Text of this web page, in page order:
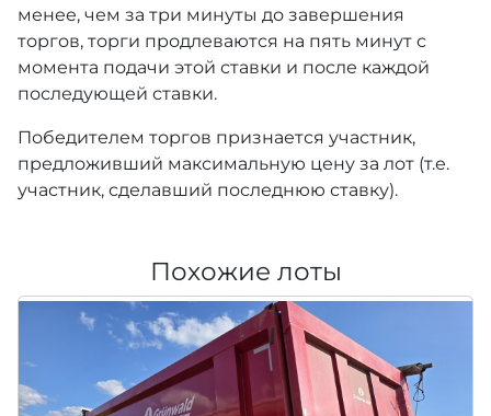
менее, чем за три минуты до завершения
торгов, торги продлеваются на пять минут с
момента подачи этой ставки и после каждой
последующей ставки.
Победителем торгов признается участник,
предложивший максимальную цену за лот (т.е.
участник, сделавший последнюю ставку).
Похожие лоты